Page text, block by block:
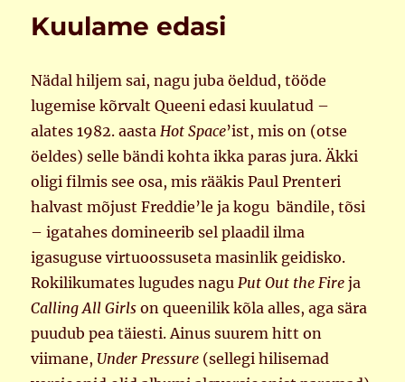
Kuulame edasi
Nädal hiljem sai, nagu juba öeldud, tööde
lugemise kõrvalt Queeni edasi kuulatud –
alates 1982. aastaHot Space’ist, mis on (otse
öeldes) selle bändi kohta ikka paras jura. Äkki
oligi filmis see osa, mis rääkis Paul Prenteri
halvast mõjust Freddie’le ja kogu bändile, tõsi
– igatahes domineerib sel plaadil ilma
igasuguse virtuoossuseta masinlik geidisko.
Rokilikumates lugudes naguPut Out the Fire ja
Calling All Girlson queenilik kõla alles, aga sära
puudub pea täiesti. Ainus suurem hitt on
viimane, Under Pressure (sellegi hilisemad